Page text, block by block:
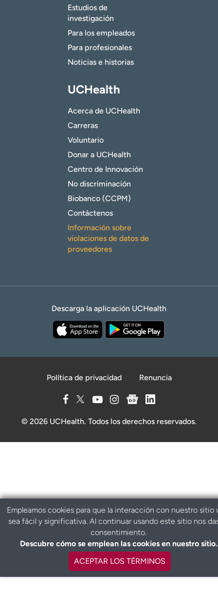
Estudios de
investigación
Para los empleados
Para profesionales
Noticias e historias
UCHealth
Acerca de UCHealth
Carreras
Voluntario
Donar a UCHealth
Centro de Innovación
No discriminación
Biobanco (CCPM)
Contáctenos
Información sobre
violaciones de datos de
proveedores
Descarga la aplicación UCHealth
Política de privacidad Renuncia
© 2026 UCHealth. Todos los derechos reservados.
Empleamos cookies para que la interacción con nuestro sitio
sea fácil y significativa. Al continuar usando este sitio nos
consentimiento.
Descubre cómo se emplean las cookies en nuestro sitio.
ACEPTAR LOS TÉRMINOS